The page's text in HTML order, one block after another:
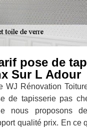
pose de
Sur L Adour
WJ Rénovation
de tapisserie pas
nous proposons
qualité prix. En ce